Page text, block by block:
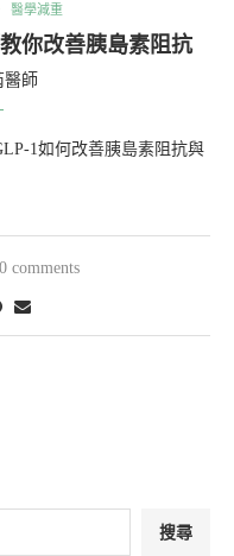
醫學減重
你改善胰島素阻抗
醫師
1如何改善胰島素阻抗與
0 comments
搜尋